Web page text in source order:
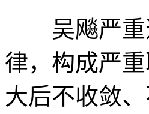
吴飚严重
律，构成严
大后不收敛